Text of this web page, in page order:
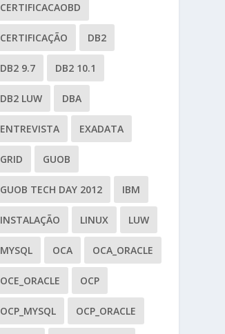
CERTIFICACAOBD
CERTIFICAÇÃO DB2
DB2 9.7 DB2 10.1
DB2 LUW DBA
ENTREVISTA EXADATA
GRID GUOB
GUOB TECH DAY 2012 IBM
INSTALAÇÃO LINUX LUW
MYSQL OCA OCA_ORACLE
OCE_ORACLE OCP
OCP_MYSQL OCP_ORACLE